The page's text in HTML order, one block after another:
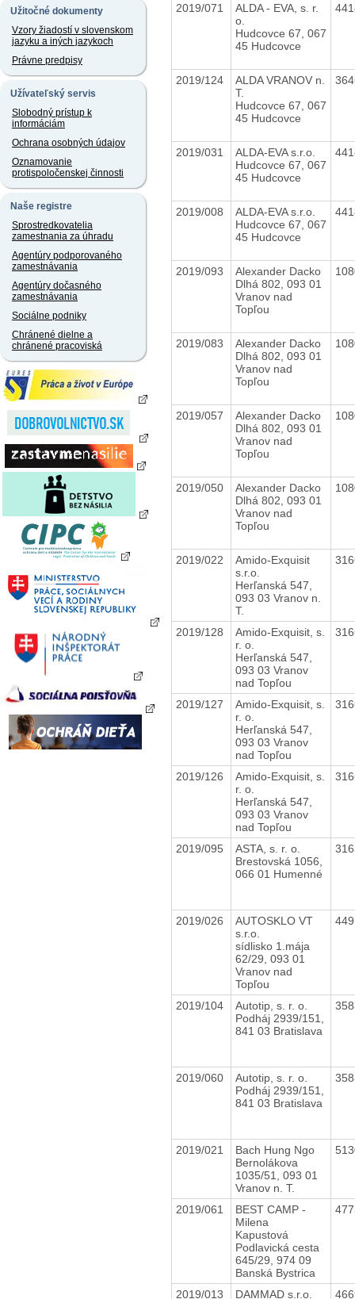
Užitočné dokumenty
Vzory žiadostí v slovenskom
jazyku a iných jazykoch
Právne predpisy
Užívateľský servis
Slobodný prístup k
informáciám
Ochrana osobných údajov
Oznamovanie
protispoločenskej činnosti
Naše registre
Sprostredkovatelia
zamestnania za úhradu
Agentúry podporovaného
zamestnávania
Agentúry dočasného
zamestnávania
Sociálne podniky
Chránené dielne a
chránené pracoviská
2019/071
ALDA - EVA, s. r.
o.
Hudcovce 67, 067
45 Hudcovce
2019/124
ALDA VRANOV n.
T.
Hudcovce 67, 067
45 Hudcovce
2019/031
ALDA-EVA s.r.o.
Hudcovce 67, 067
45 Hudcovce
2019/008
ALDA-EVA s.r.o.
Hudcovce 67, 067
45 Hudcovce
2019/093
Alexander Dacko
Dlhá 802, 093 01
Vranov nad
Topľou
2019/083
Alexander Dacko
Dlhá 802, 093 01
Vranov nad
Topľou
2019/057
Alexander Dacko
Dlhá 802, 093 01
Vranov nad
Topľou
2019/050
Alexander Dacko
Dlhá 802, 093 01
Vranov nad
Topľou
2019/022
Amido-Exquisit
s.r.o.
Herľanská 547,
093 03 Vranov n.
T.
2019/128
Amido-Exquisit, s.
r. o.
Herľanská 547,
093 03 Vranov
nad Topľou
2019/127
Amido-Exquisit, s.
r. o.
Herľanská 547,
093 03 Vranov
nad Topľou
2019/126
Amido-Exquisit, s.
r. o.
Herľanská 547,
093 03 Vranov
nad Topľou
2019/095
ASTA, s. r. o.
Brestovská 1056,
066 01 Humenné
2019/026
AUTOSKLO VT
s.r.o.
sídlisko 1.mája
62/29, 093 01
Vranov nad
Topľou
2019/104
Autotip, s. r. o.
Podháj 2939/151,
841 03 Bratislava
2019/060
Autotip, s. r. o.
Podháj 2939/151,
841 03 Bratislava
2019/021
Bach Hung Ngo
Bernolákova
1035/51, 093 01
Vranov n. T.
2019/061
BEST CAMP -
Milena
Kapustová
Podlavická cesta
645/29, 974 09
Banská Bystrica
2019/013 DAMMAD s.r.o.